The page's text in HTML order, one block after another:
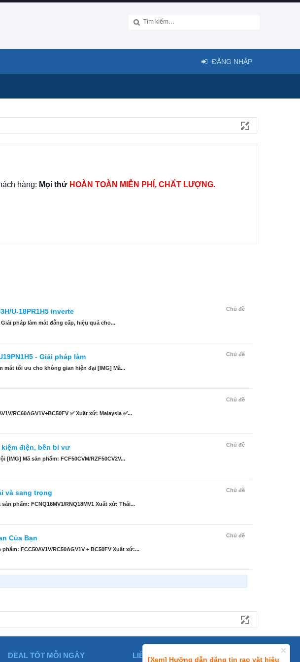
hàng: Mọi thứ HOÀN TOÀN MIỄN PHÍ, CHẤT LƯỢNG.
[Xem] Hưỡng dẫn đăng tin rao vặt hiệu
Chủ đề
U-18PR1H5 inverte
pháp làm mát đẳng cấp, hiệu quả cho...
Chủ đề
- Giải pháp làm
mát tối ưu cho không gian hiện đại [IMG] Mã...
Chủ đề
RC60AGV1V+BC50FV ✅ Xuất xứ: Malaysia ✅...
Chủ đề
kiệm điện, bền bỉ vư
[IMG] Mã sản phẩm: FCF50CVM/RZF50CV2V...
Chủ đề
và sang trọng
phẩm: FCNQ18MV1/RNQ18MV1 Xuất xứ: Thái...
Chủ đề
Của Bạn
FCC50AV1V/RC50AGV1V + BC50FV Xuất xứ:...
ĐĂNG NHẬP
DEAL TỐT MỖI NGÀY LIÊN HỆ